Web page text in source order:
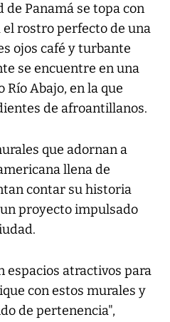
de Panamá se topa con
rostro perfecto de una
ojos café y turbante
se encuentre en una
Abajo, en la que
de afroantillanos.
que adornan a
llena de
contar su historia
proyecto impulsado
espacios atractivos para
con estos murales y
de pertenencia",